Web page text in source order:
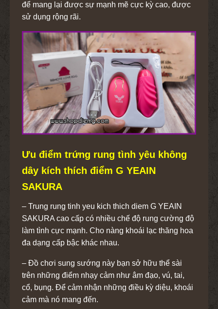
để mang lại được sự mạnh mẽ cực kỳ cao, được
sử dụng rộng rãi.
Ưu điểm trứng rung tình yêu không
dây kích thích điểm G YEAIN
SAKURA
– Trung rung tinh yeu kich thich diem G YEAIN
SAKURA cao cấp có nhiều chế độ rung cường độ
làm tình cực mạnh. Cho nàng khoái lạc thăng hoa
đa dạng cấp bậc khác nhau.
– Đồ chơi sung sướng này bạn sở hữu thể sài
trên những điểm nhạy cảm như âm đạo, vú, tai,
cổ, bụng. Để cảm nhận những điều kỳ diệu, khoái
cảm mà nó mang đến.